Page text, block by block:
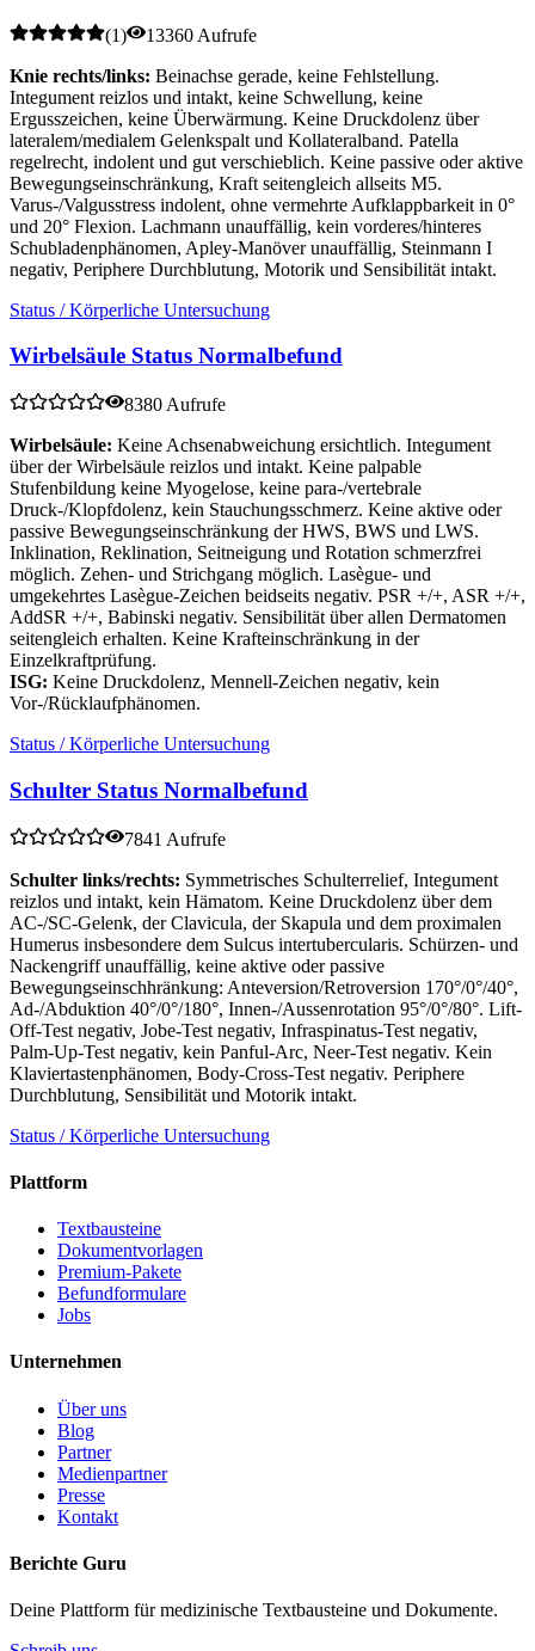
(1)
13360 Aufrufe
Knie rechts/links: Beinachse gerade, keine Fehlstellung.
Integument reizlos und intakt, keine Schwellung, keine
Ergusszeichen, keine Überwärmung. Keine Druckdolenz über
lateralem/medialem Gelenkspalt und Kollateralband. Patella
regelrecht, indolent und gut verschieblich. Keine passive oder aktive
Bewegungseinschränkung, Kraft seitengleich allseits M5.
Varus-/Valgusstress indolent, ohne vermehrte Aufklappbarkeit in 0°
und 20° Flexion. Lachmann unauffällig, kein vorderes/hinteres
Schubladenphänomen, Apley-Manöver unauffällig, Steinmann I
negativ, Periphere Durchblutung, Motorik und Sensibilität intakt.
Status / Körperliche Untersuchung
Wirbelsäule Status Normalbefund
8380 Aufrufe
Wirbelsäule: Keine Achsenabweichung ersichtlich. Integument
über der Wirbelsäule reizlos und intakt. Keine palpable
Stufenbildung keine Myogelose, keine para-/vertebrale
Druck-/Klopfdolenz, kein Stauchungsschmerz. Keine aktive oder
passive Bewegungseinschränkung der HWS, BWS und LWS.
Inklination, Reklination, Seitneigung und Rotation schmerzfrei
möglich. Zehen- und Strichgang möglich. Lasègue- und
umgekehrtes Lasègue-Zeichen beidseits negativ. PSR +/+, ASR +/+,
AddSR +/+, Babinski negativ. Sensibilität über allen Dermatomen
seitengleich erhalten. Keine Krafteinschränkung in der
Einzelkraftprüfung.
ISG: Keine Druckdolenz, Mennell-Zeichen negativ, kein
Vor-/Rücklaufphänomen.
Status / Körperliche Untersuchung
Schulter Status Normalbefund
7841 Aufrufe
Schulter links/rechts: Symmetrisches Schulterrelief, Integument
reizlos und intakt, kein Hämatom. Keine Druckdolenz über dem
AC-/SC-Gelenk, der Clavicula, der Skapula und dem proximalen
Humerus insbesondere dem Sulcus intertubercularis. Schürzen- und
Nackengriff unauffällig, keine aktive oder passive
Bewegungseinschhränkung: Anteversion/Retroversion 170°/0°/40°,
Ad-/Abduktion 40°/0°/180°, Innen-/Aussenrotation 95°/0°/80°. Lift-
Off-Test negativ, Jobe-Test negativ, Infraspinatus-Test negativ,
Palm-Up-Test negativ, kein Panful-Arc, Neer-Test negativ. Kein
Klaviertastenphänomen, Body-Cross-Test negativ. Periphere
Durchblutung, Sensibilität und Motorik intakt.
Status / Körperliche Untersuchung
Plattform
Textbausteine
Dokumentvorlagen
Premium-Pakete
Befundformulare
Jobs
Unternehmen
Über uns
Blog
Partner
Medienpartner
Presse
Kontakt
Berichte Guru
Deine Plattform für medizinische Textbausteine und Dokumente.